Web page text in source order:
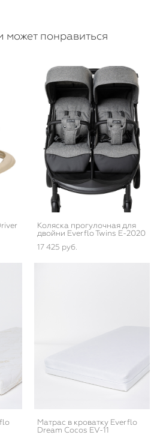
может понравиться
Коляска прогулочная для
двойни Everflo Twins E-2020
17 425 pуб.
Матрас в кроватку Everflo
Dream Cocos EV-11